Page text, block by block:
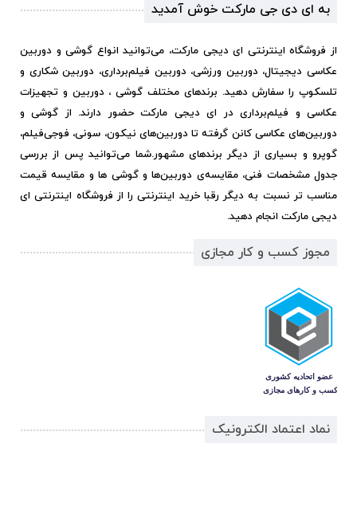
به ای دی جی مارکت خوش آمدید
از فروشگاه اینترنتی ای دیجی مارکت، می‌توانید انواع گوشی و دوربین
عکاسی دیجیتال، دوربین ورزشی، دوربین فیلم‌برداری، دوربین شکاری و
تلسکوپ را سفارش دهید. برندهای مختلف گوشی ، دوربین و تجهیزات
عکاسی و فیلم‌برداری در ای دیجی مارکت حضور دارند. از گوشی و
دوربین‌های عکاسی کانن گرفته تا دوربین‌های نیکون، سونی، فوجی‌فیلم،
گوپرو و بسیاری از دیگر برندهای مشهور.شما می‌توانید پس از بررسی
جدول مشخصات فنی، مقایسه‌ی دوربین‌ها و گوشی ها و مقایسه قیمت
مناسب تر نسبت به دیگر رقبا خرید اینترنتی را از فروشگاه اینترنتی ای
دیجی مارکت انجام دهید.
مجوز کسب و کار مجازی
نماد اعتماد الکترونیک